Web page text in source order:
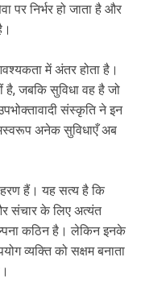
पर निर्भर हो जाता है और
में अंतर होता है।
जबकि सुविधा वह है जो
संस्कृति ने इन
अनेक सुविधाएँ अब
हैं। यह सत्य है कि
संचार के लिए अत्यंत
कठिन है। लेकिन इनके
व्यक्ति को सक्षम बनाता